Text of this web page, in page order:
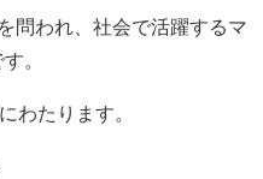
問われ、社会で活躍するマ
。
わたります。